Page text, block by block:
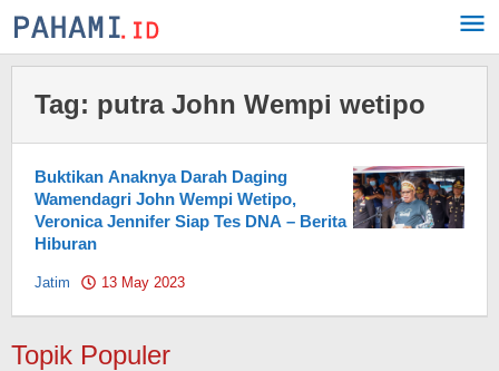
Skip
to
Tag: putra John Wempi wetipo
Buktikan Anaknya Darah Daging
Wamendagri John Wempi Wetipo,
Veronica Jennifer Siap Tes DNA – Berita
Hiburan
Jatim 13 May 2023
Topik Populer